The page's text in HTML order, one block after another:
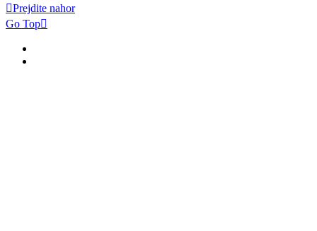
Prejdite nahor
Go Top